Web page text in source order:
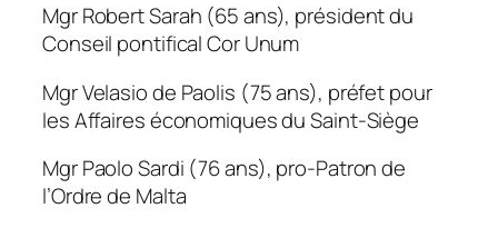
Mgr Robert Sarah (65 ans), président du
Conseil pontifical Cor Unum
Mgr Velasio de Paolis (75 ans), préfet pour
les Affaires économiques du Saint-Siège
Mgr Paolo Sardi (76 ans), pro-Patron de
l’Ordre de Malta